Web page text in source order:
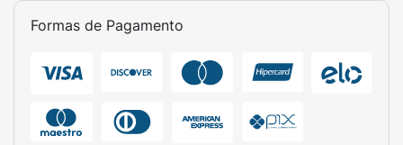
Formas de Pagamento